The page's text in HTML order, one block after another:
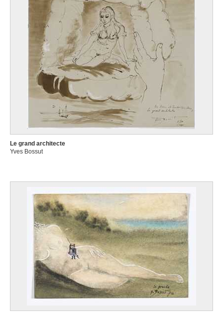
Le grand architecte
Yves Bossut